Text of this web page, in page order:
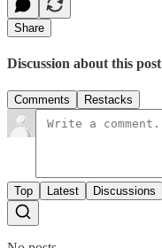
Share
Discussion about this post
Comments Restacks
Top Latest Discussions